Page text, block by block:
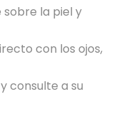
la piel y
con los ojos,
consulte a su